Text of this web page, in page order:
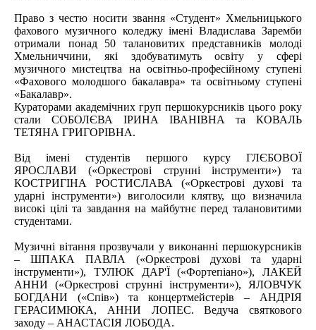
Право з честю носити звання «Студент» Хмельницького
фахового музичного коледжу імені Владислава Заремби
отримали понад 50 талановитих представників молоді
Хмельниччини, які здобуватимуть освіту у сфері
музичного мистецтва на освітньо-професійному ступені
«Фахового молодшого бакалавра» та освітньому ступені
«Бакалавр».
Кураторами академічних груп першокурсників цього року
стали СОБОЛЄВА ІРИНА ІВАНІВНА та КОВАЛЬ
ТЕТЯНА ГРИГОРІВНА.
Від імені студентів першого курсу ГЛЄБОВОЇ
ЯРОСЛАВИ («Оркестрові струнні інструменти») та
КОСТРИГІНА РОСТИСЛАВА («Оркестрові духові та
ударні інструменти») виголосили клятву, що визначила
високі цілі та завдання на майбутнє перед талановитими
студентами.
Музичні вітання прозвучали у виконанні першокурсників
– ШПАКА ПАВЛА («Оркестрові духові та ударні
інструменти»), ТУЛЮК ДАР'Ї («Фортепіано»), ЛАКЕЙ
АННИ («Оркестрові струнні інструменти»), ЯЛОВЧУК
БОГДАНИ («Спів») та концертмейстерів – АНДРІЯ
ГЕРАСИМЮКА, АННИ ЛОПЕС. Ведуча святкового
заходу – АНАСТАСІЯ ЛОБОДА.